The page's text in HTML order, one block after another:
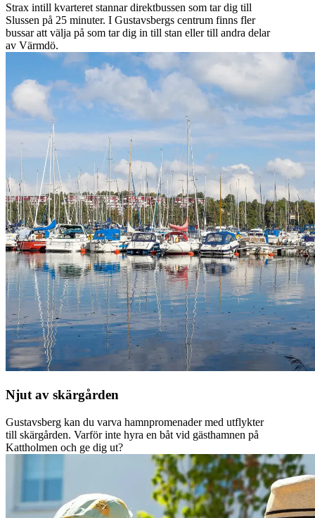
Strax intill kvarteret stannar direktbussen som tar dig till
Slussen på 25 minuter. I Gustavsbergs centrum finns fler
bussar att välja på som tar dig in till stan eller till andra delar
av Värmdö.
Njut av skärgården
Gustavsberg kan du varva hamnpromenader med utflykter
till skärgården. Varför inte hyra en båt vid gästhamnen på
Kattholmen och ge dig ut?